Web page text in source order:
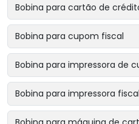
Bobina para cartão de
Bobina para cupom fiscal
Bobina para impressora de
Bobina para impressora fiscal